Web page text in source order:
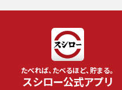
たべれば、たべるほど、貯まる。
スシロー公式アプリ